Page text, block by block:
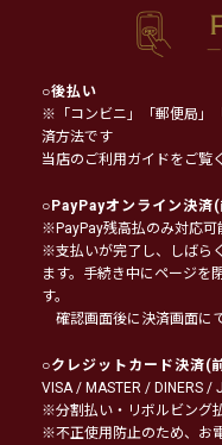
○後払い
※「コンビニ」「郵便局」
済方法です
当店のご利用ガイドをご覧
○PayPayオンライン決済(
※PayPay残高払のみ対応可
※支払いが完了し、しばら
ます。手続き中にページを
す。
確認画面後に決済画面に
○クレジットカード決済(
VISA / MASTER / DINERS /
※分割払い・リボルビング
※不正使用防止のため、お